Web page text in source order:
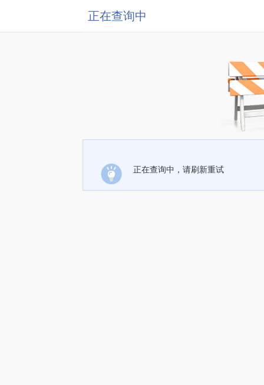
正在查询中
正在查询中，请刷新重试